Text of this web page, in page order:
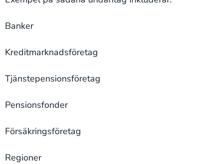
Banker
Kreditmarknadsföretag
Tjänstepensionsföretag
Pensionsfonder
Försäkringsföretag
Regioner